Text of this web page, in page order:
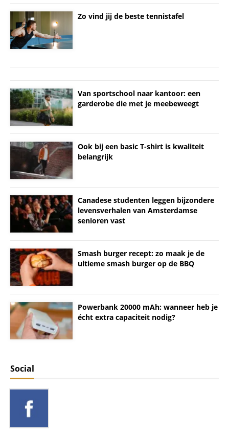
Zo vind jij de beste tennistafel
Van sportschool naar kantoor: een
garderobe die met je meebeweegt
Ook bij een basic T-shirt is kwaliteit
belangrijk
Canadese studenten leggen bijzondere
levensverhalen van Amsterdamse
senioren vast
Smash burger recept: zo maak je de
ultieme smash burger op de BBQ
Powerbank 20000 mAh: wanneer heb je
écht extra capaciteit nodig?
Social